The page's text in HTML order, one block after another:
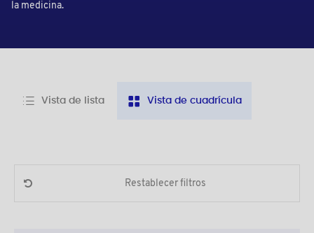
la medicina.
Vista de lista Vista de cuadrícula
Restablecer filtros